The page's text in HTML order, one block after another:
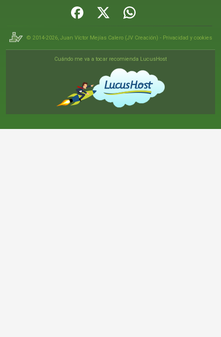
© 2014-2026, Juan Víctor Mejías Calero(JV Creación) - Privacidad y cookies
Cuándo me va a tocar recomienda LucusHost